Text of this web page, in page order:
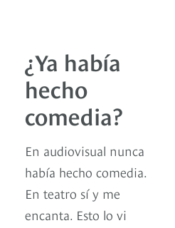
¿Ya había
hecho
comedia?
En audiovisual nunca
había hecho comedia.
En teatro sí y me
encanta. Esto lo vi